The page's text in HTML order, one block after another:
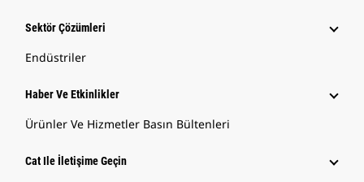
Sektör Çözümleri
Endüstriler
Haber Ve Etkinlikler
Ürünler Ve Hizmetler Basın Bültenleri
Cat Ile İletişime Geçin